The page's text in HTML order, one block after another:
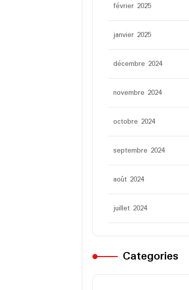
février 2025
janvier 2025
décembre 2024
novembre 2024
octobre 2024
septembre 2024
août 2024
juillet 2024
Categories